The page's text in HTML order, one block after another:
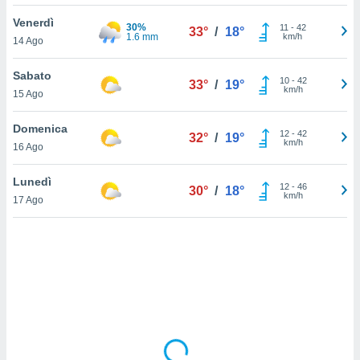
cookie
il tuo
in
a piè
del
Venerdì
14 Ago
30%
1.6 mm
33° / 18° 11 - 42
km/h
Sabato
15 Ago
33° / 19° 10- 42
km/h
Domenica
16 Ago
32° / 19° 12- 42
km/h
Lunedì
17 Ago
30° / 18° 12- 46
km/h